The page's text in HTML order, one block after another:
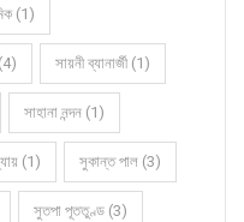
(1)
(4) সায়নী ব্যানার্জী (1)
সাহানা নন্দন (1)
(1) সুকান্ত পাল (3)
সুতপা পূততুণ্ড (3)